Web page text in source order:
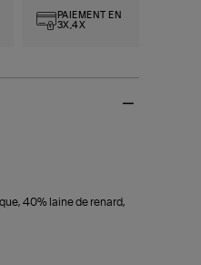
PAIEMENT EN
3X,4X
40% laine de renard,